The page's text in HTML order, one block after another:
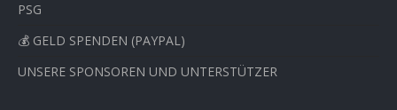
PSG
💰 GELD SPENDEN (PAYPAL)
UNSERE SPONSOREN UND UNTERSTÜTZER